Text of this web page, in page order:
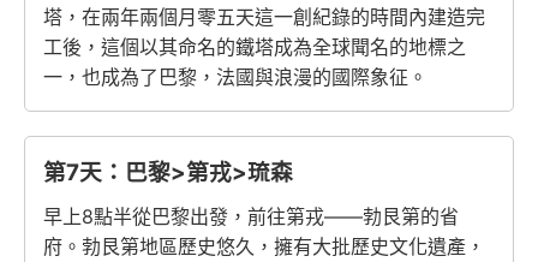
塔，在兩年兩個月零五天這一創紀錄的時間內建造完
工後，這個以其命名的鐵塔成為全球聞名的地標之
一，也成為了巴黎，法國與浪漫的國際象征。
第7天：巴黎>第戎>琉森
早上8點半從巴黎出發，前往第戎——勃艮第的省
府。勃艮第地區歷史悠久，擁有大批歷史文化遺產，